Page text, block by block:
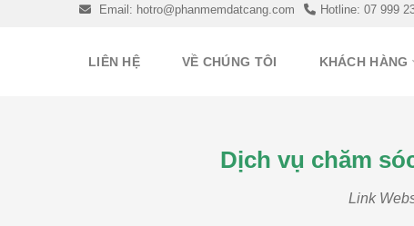
Email: hotro@phanmemdatcang.com Hotline: 07 999
LIÊN HỆ VỀ CHÚNG TÔI KHÁCH HÀNG
Dịch vụ chăm
Link